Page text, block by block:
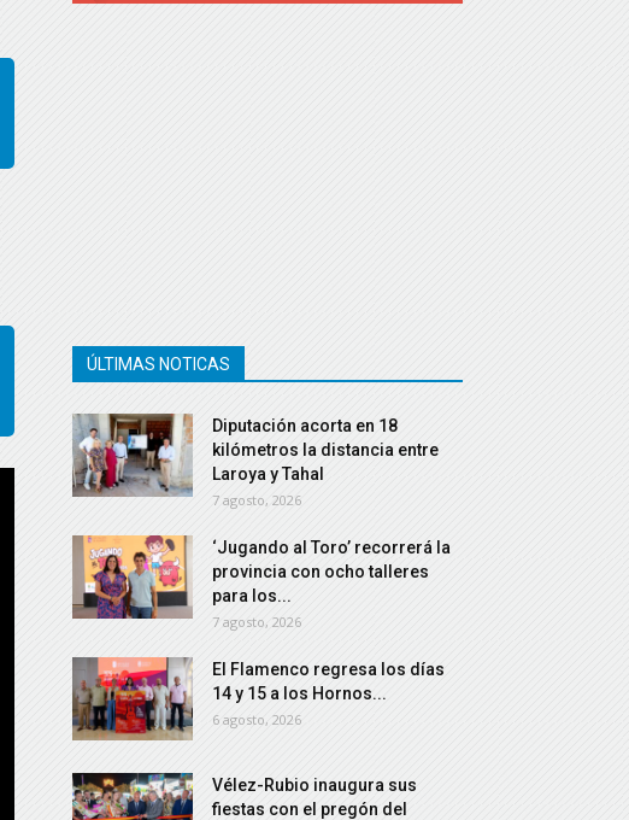
ÚLTIMAS NOTICAS
Diputación acorta en 18
kilómetros la distancia entre
Laroya y Tahal
7 agosto, 2026
‘Jugando al Toro’ recorrerá la
provincia con ocho talleres
para los...
7 agosto, 2026
El Flamenco regresa los días
14 y 15 a los Hornos...
6 agosto, 2026
Vélez-Rubio inaugura sus
fiestas con el pregón del